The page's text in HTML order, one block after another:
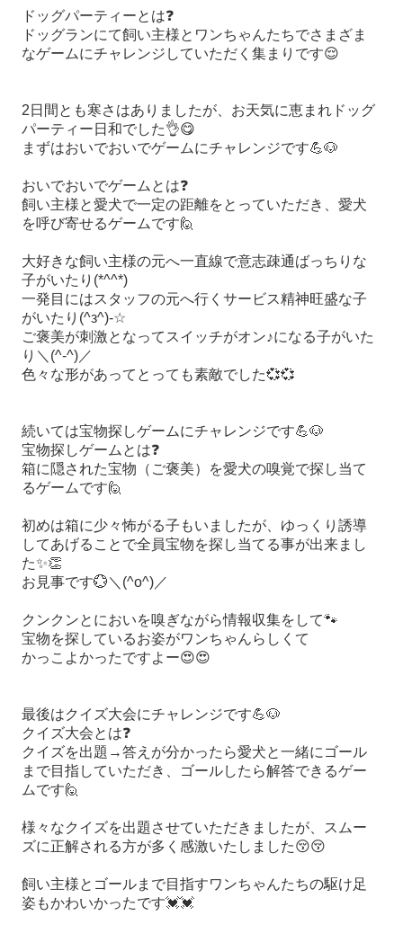
ドッグパーティーとは❓
ドッグランにて飼い主様とワンちゃんたちでさまざま
なゲームにチャレンジしていただく集まりです😌
2 日間とも寒さはありましたが、お天気に恵まれドッグ
パーティー日和でした👌😋
まずはおいでおいでゲームにチャレンジです💪🐶
おいでおいでゲームとは❓
飼い主様と愛犬で一定の距離をとっていただき、愛犬
を呼び寄せるゲームです🙋
大好きな飼い主様の元へ一直線で意志疎通ばっちりな
子がいたり (*^^*)
一発目にはスタッフの元へ行くサービス精神旺盛な子
がいたり (^з^)-☆
ご褒美が刺激となってスイッチがオン♪になる子がいた
り＼ (^-^) ／
色々な形があってとっても素敵でした💞💞
続いては宝物探しゲームにチャレンジです💪🐶
宝物探しゲームとは❓
箱に隠された宝物 （ ご褒美）
を愛犬の嗅覚で探し当て
るゲームです🙋
初めは箱に少々怖がる子もいましたが、ゆっくり誘導
してあげることで全員宝物を探し当てる事が出来まし
た✨👏
お見事です💮＼ (^o^) ／
クンクンとにおいを嗅ぎながら情報収集をして🐾
宝物を探しているお姿がワンちゃんらしくて
かっこよかったですよー😍😍
最後はクイズ大会にチャレンジです💪🐶
クイズ大会とは❓
クイズを出題 →答えが分かったら愛犬と一緒にゴール
まで目指していただき、ゴールしたら解答できるゲー
ムです🙋
様々なクイズを出題させていただきましたが、スムー
ズに正解される方が多く感激いたしました😚😚
飼い主様とゴールまで目指すワンちゃんたちの駆け足
姿もかわいかったです💓💓